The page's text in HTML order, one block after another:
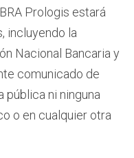
Prologis estará
incluyendo la
Nacional Bancaria y
comunicado de
pública ni ninguna
o en cualquier otra